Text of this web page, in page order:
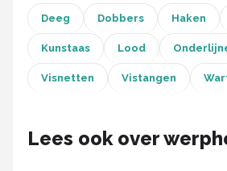
Deeg Dobbers Haken
Kunstaas Lood
Visnetten Vistangen
Lees ook over